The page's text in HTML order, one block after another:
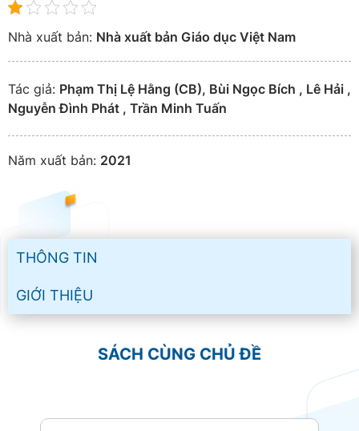
Nhà xuất bản: Nhà xuất bản Giáo dục Việt Nam
Tác giả: Phạm Thị Lệ Hằng (CB), Bùi Ngọc Bích , Lê Hải ,
Nguyễn Đình Phát , Trần Minh Tuấn
Năm xuất bản: 2021
THÔNG TIN
GIỚI THIỆU
SÁCH CÙNG CHỦ ĐỀ